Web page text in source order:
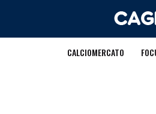
CALCIOMERCATO